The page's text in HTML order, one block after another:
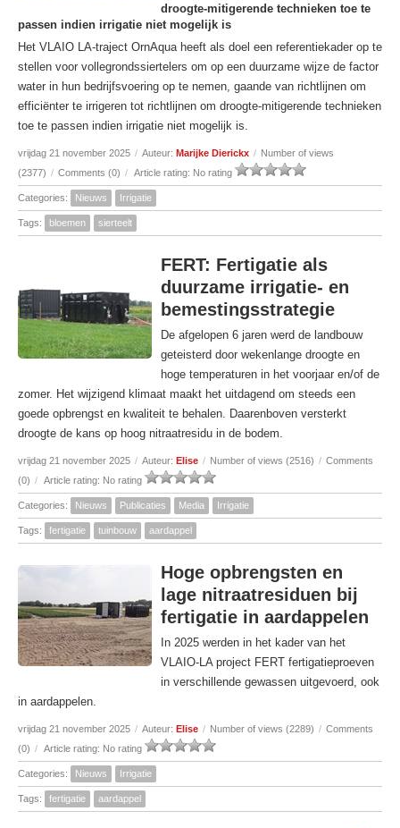
droogte-mitigerende technieken toe te
passen indien irrigatie niet mogelijk is
Het VLAIO LA-traject OrnAqua heeft als doel een referentiekader op te
stellen voor vollegrondssiertelers om op een duurzame wijze de factor
water in hun bedrijfsvoering op te nemen, gaande van richtlijnen om
efficiënter te irrigeren tot richtlijnen om droogte-mitigerende technieken
toe te passen indien irrigatie niet mogelijk is.
vrijdag 21 november 2025 / Auteur: Marijke Dierickx / Number of views
(2377) / Comments (0) / Article rating: No rating
Categories: Nieuws Irrigatie
Tags: bloemen sierteelt
FERT: Fertigatie als
duurzame irrigatie- en
bemestingsstrategie
De afgelopen 6 jaren werd de landbouw
geteisterd door wekenlange droogte en
hoge temperaturen in het voorjaar en/of de
zomer. Het wijzigend klimaat maakt het uitdagend om steeds een
goede opbrengst en kwaliteit te behalen. Daarenboven versterkt
droogte de kans op hoog nitraatresidu in de bodem.
vrijdag 21 november 2025 / Auteur: Elise / Number of views (2516) / Comments
(0) / Article rating: No rating
Categories: Nieuws Publicaties Media Irrigatie
Tags: fertigatie tuinbouw aardappel
Hoge opbrengsten en
lage nitraatresiduen bij
fertigatie in aardappelen
In 2025 werden in het kader van het
VLAIO-LA project FERT fertigatieproeven
in verschillende gewassen uitgevoerd, ook
in aardappelen.
vrijdag 21 november 2025 / Auteur: Elise / Number of views (2289) / Comments
(0) / Article rating: No rating
Categories: Nieuws Irrigatie
Tags: fertigatie aardappel